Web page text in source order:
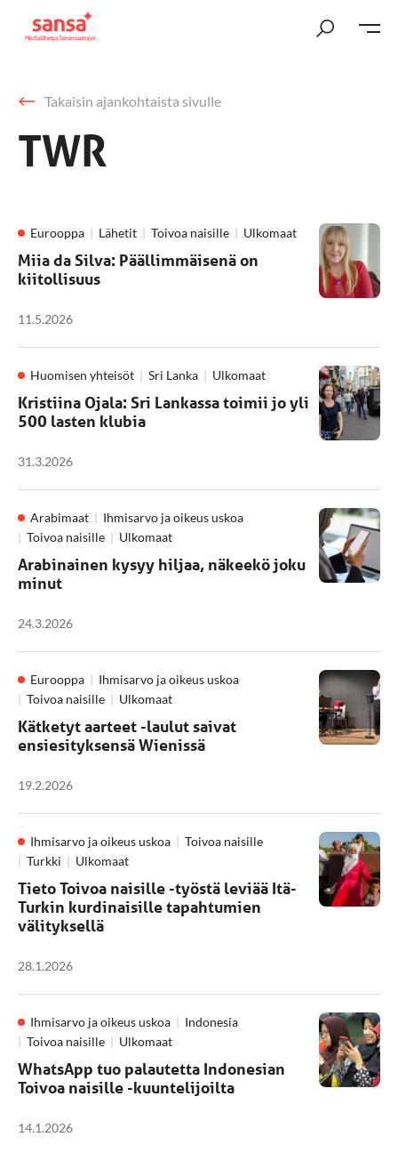
Takaisin ajankohtaista sivulle
TWR
Eurooppa Lähetit Toivoa naisille Ulkomaat
Miia da Silva: Päällimmäisenä on
kiitollisuus
11.5.2026
Huomisen yhteisöt Sri Lanka Ulkomaat
Kristiina Ojala: Sri Lankassa toimii jo yli
500 lasten klubia
31.3.2026
Arabimaat
Ihmisarvo ja oikeus uskoa
Toivoa naisille
Ulkomaat
Arabinainen kysyy hiljaa, näkeekö joku
minut
24.3.2026
Eurooppa
Ihmisarvo ja oikeus uskoa
Toivoa naisille
Ulkomaat
Kätketyt aarteet -laulut saivat
ensiesityksensä Wienissä
19.2.2026
Ihmisarvo ja oikeus uskoa
Toivoa naisille
Turkki
Ulkomaat
Tieto Toivoa naisille -työstä leviää Itä-
Turkin kurdinaisille tapahtumien
välityksellä
28.1.2026
Ihmisarvo ja oikeus uskoa
Indonesia
Toivoa naisille
Ulkomaat
WhatsApp tuo palautetta Indonesian
Toivoa naisille -kuuntelijoilta
14.1.2026